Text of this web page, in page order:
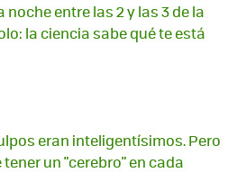
entre las 2 y las 3 de la
la ciencia sabe qué te está
eran inteligentísimos. Pero
un "cerebro" en cada